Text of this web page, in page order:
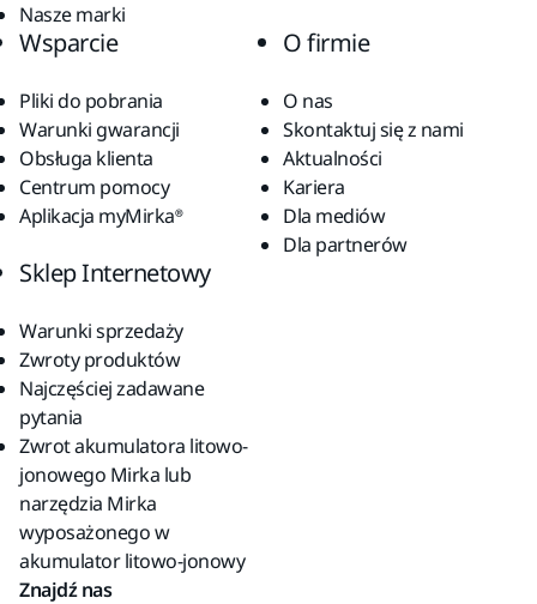
Nasze marki
Wsparcie
Pliki do pobrania
Warunki gwarancji
Obsługa klienta
Centrum pomocy
Aplikacja myMirka®
O firmie
O nas
Skontaktuj się z nami
Aktualności
Kariera
Dla mediów
Dla partnerów
Sklep Internetowy
Warunki sprzedaży
Zwroty produktów
Najczęściej zadawane
pytania
Zwrot akumulatora litowo-
jonowego Mirka lub
narzędzia Mirka
wyposażonego w
akumulator litowo-jonowy
Znajdź nas